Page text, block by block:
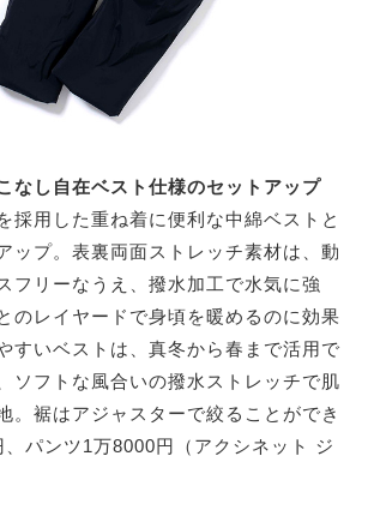
なし自在ベスト仕様のセットアップ
採用した重ね着に便利な中綿ベストと
ップ。表裏両面ストレッチ素材は、動
フリーなうえ、撥水加工で水気に強
のレイヤードで身頃を暖めるのに効果
すいベストは、真冬から春まで活用で
ソフトな風合いの撥水ストレッチで肌
。裾はアジャスターで絞ることができ
、パンツ1万8000円（アクシネット ジ